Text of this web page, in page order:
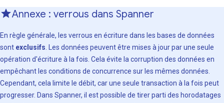
Annexe : verrous dans Spanner
En règle générale, les verrous en écriture dans les bases de données
sont exclusifs . Les données peuvent être mises à jour par une seule
opération d'écriture à la fois. Cela évite la corruption des données en
empêchant les conditions de concurrence sur les mêmes données.
Cependant, cela limite le débit, car une seule transaction à la fois peut
progresser. Dans Spanner, il est possible de tirer parti des horodatages